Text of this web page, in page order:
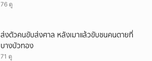
76 ดู
ส่งตัวคนขับส่งศาล หลังเมาแล้วขับชนคนตายที่
บางบัวทอง
71 ดู